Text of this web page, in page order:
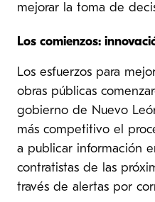
mejorar la toma de
Los comienzos:
Los esfuerzos para
obras públicas
gobierno de Nuevo
más competitivo el
a publicar información
contratistas de las
través de alertas por